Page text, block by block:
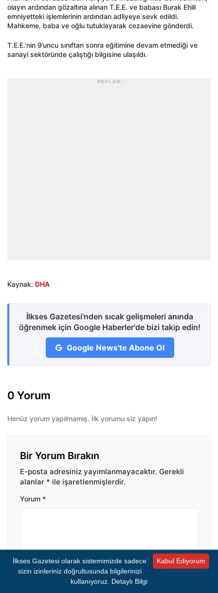
olayın ardından gözaltına alınan T.E.E. ve babası Burak Ehlil
emniyetteki işlemlerinin ardından adliyeye sevk edildi.
Mahkeme, baba ve oğlu tutuklayarak cezaevine gönderdi.
T.E.E.’nin 9’uncu sınıftan sonra eğitimine devam etmediği ve
sanayi sektöründe çalıştığı bilgisine ulaşıldı.
- REKLAM -
Kaynak: DHA
İlkses Gazetesi'nden sıcak gelişmeleri anında
öğrenmek için Google Haberler'de bizi takip edin!
Google News'te Abone Ol
0 Yorum
Henüz yorum yapılmamış. İlk yorumu siz yapın!
Bir Yorum Bırakın
E-posta adresiniz yayımlanmayacaktır. Gerekli
alanlar * ile işaretlenmişlerdir.
Yorum *
E-posta*
Kabul Ediyorum
İlkses Gazetesi olarak sistemimizde sadece
sizin izinleriniz doğrultusunda bilgilerinizi
kullanıyoruz. Detaylı Bilgi